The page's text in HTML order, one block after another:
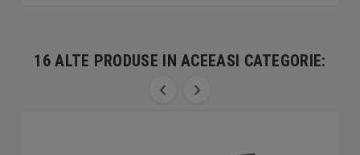
16 ALTE PRODUSE IN ACEEASI CATEGORIE: